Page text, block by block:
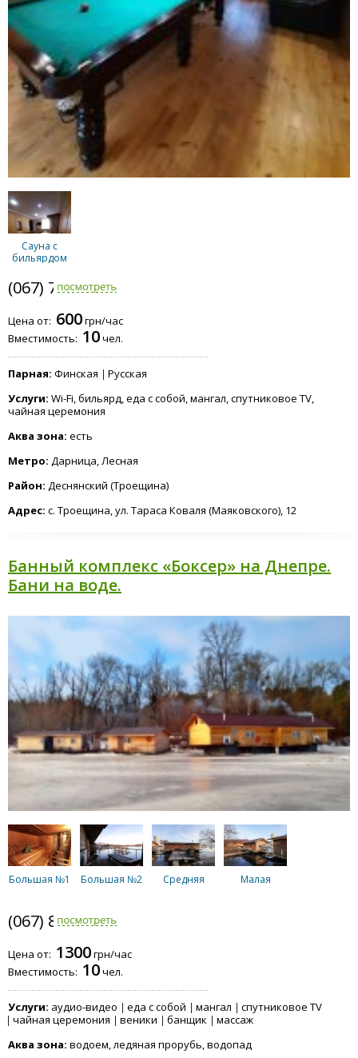
Сауна с
бильярдом
(067) 788-4944
Цена от: 600грн/час
Вместимость: 10чел.
Парная: Финская
Русская
Услуги: Wi-Fi, бильярд, еда с собой, мангал, спутниковое TV,
чайная церемония
Аква зона: есть
Метро: Дарница, Лесная
Район: Деснянский (Троещина)
Адрес: с. Троещина, ул. Тараса Коваля (Маяковского), 12
Банный комплекс «Боксер» на Днепре.
Бани на воде.
Большая №1 Большая №2 Средняя Малая
(067) 802-6898
Цена от: 1300грн/час
Вместимость: 10чел.
Услуги: аудио-видео еда с собой мангал
спутниковое TV
чайная церемония
веники банщик
массаж
Аква зона: водоем, ледяная прорубь, водопад